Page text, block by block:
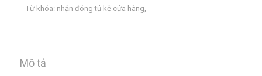
Từ khóa: nhận đóng tủ kệ cửa hàng,
Mô tả